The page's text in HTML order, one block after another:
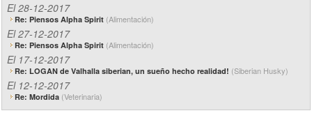
El 28-12-2017
Re: Piensos Alpha Spirit (Alimentación)
El 27-12-2017
Re: Piensos Alpha Spirit (Alimentación)
El 17-12-2017
Re: LOGAN de Valhalla siberian, un sueño hecho realidad! (Siberian Husky)
El 12-12-2017
Re: Mordida (Veterinaria)